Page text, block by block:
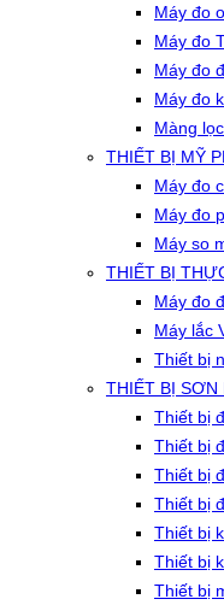
Máy đo
Máy đo
Máy đo
Máy đo
Màng
THIẾT BỊ MỸ
Máy đo
Máy đo
Máy so
THIẾT BỊ
Máy đo
Máy lắc
Thiết bị
THIẾT BỊ SƠN
Thiết bị
Thiết bị
Thiết bị
Thiết bị
Thiết bị
Thiết bị
Thiết bị